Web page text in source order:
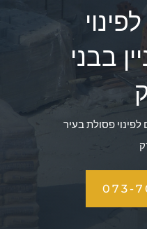
בבני
פסולת בעיר
073-